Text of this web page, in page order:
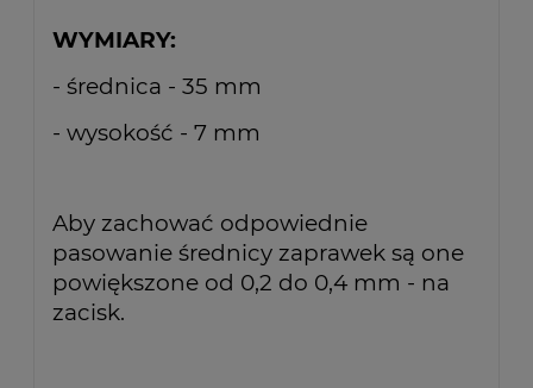
WYMIARY:
- średnica - 35 mm
- wysokość - 7 mm
Aby zachować odpowiednie
pasowanie średnicy zaprawek są one
powiększone od 0,2 do 0,4 mm - na
zacisk.